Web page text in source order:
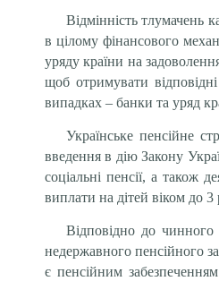
Відмінність тлумачень
в цілому фінансового
уряду країни на
щоб отримувати
випадках – банки та уряд
Українське пенсійне
введення в дію Закону
соціальні пенсії, а також
виплати на дітей віком до
Відповідно до чинного
недержавного пенсійного
є пенсійним